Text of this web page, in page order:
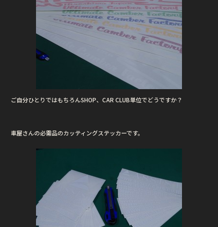
ご自分ひとりではもちろんSHOP、CAR CLUB単位でどうですか？
車屋さんの必需品のカッティングステッカーです。